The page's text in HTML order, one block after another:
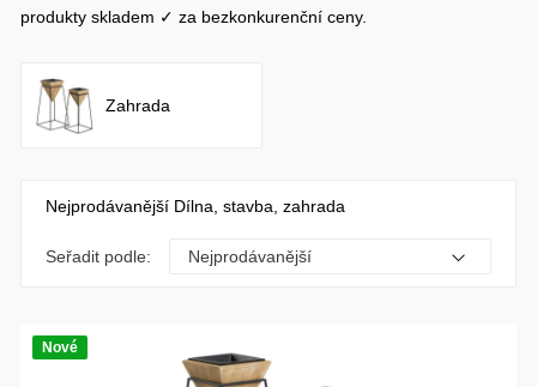
produkty skladem ✓ za bezkonkurenční ceny.
Zahrada
Nejprodávanější Dílna, stavba, zahrada
Seřadit podle:
Nové